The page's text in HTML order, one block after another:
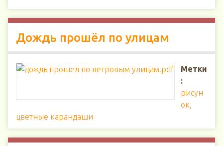
Дождь прошёл по улицам
Метки
:
рисун
ок,
цветные карандаши